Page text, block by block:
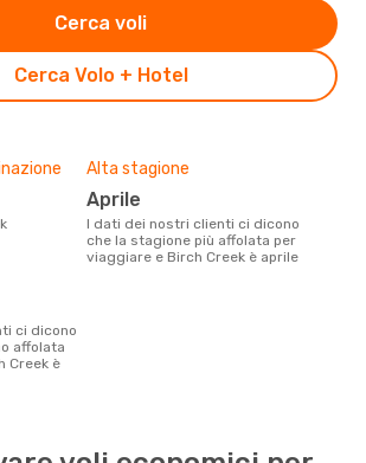
Cerca Volo + Hotel
Cerca voli
Alta stagione
aprile
I dati dei nostri clienti ci dicono
che la stagione più affolata per
viaggiare e Birch Creek è aprile
affolata
Creek è